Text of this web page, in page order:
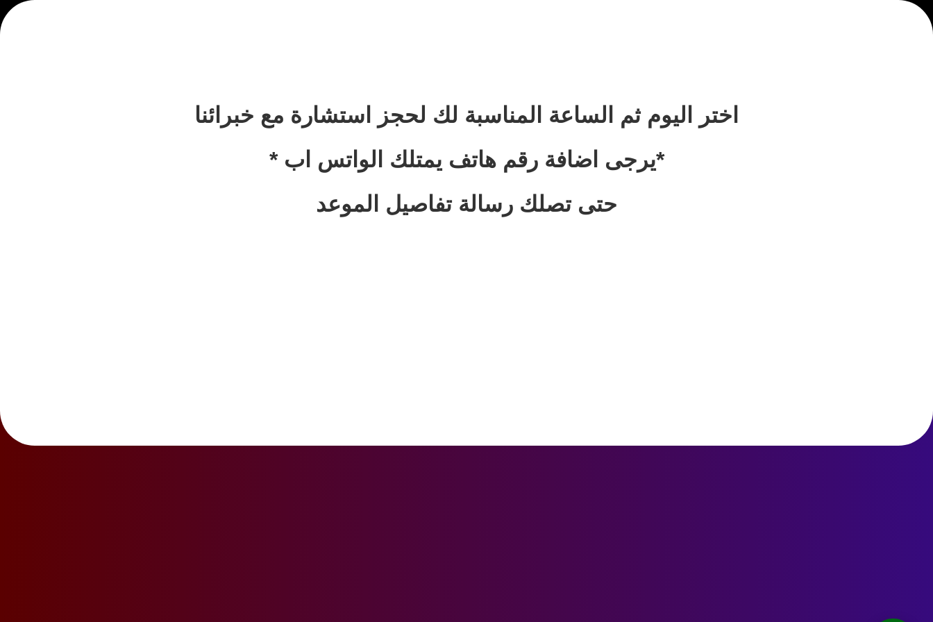
اختر اليوم ثم الساعة المناسبة لك لحجز استشارة مع خبرائنا
*يرجى اضافة رقم هاتف يمتلك الواتس اب *
حتى تصلك رسالة تفاصيل الموعد